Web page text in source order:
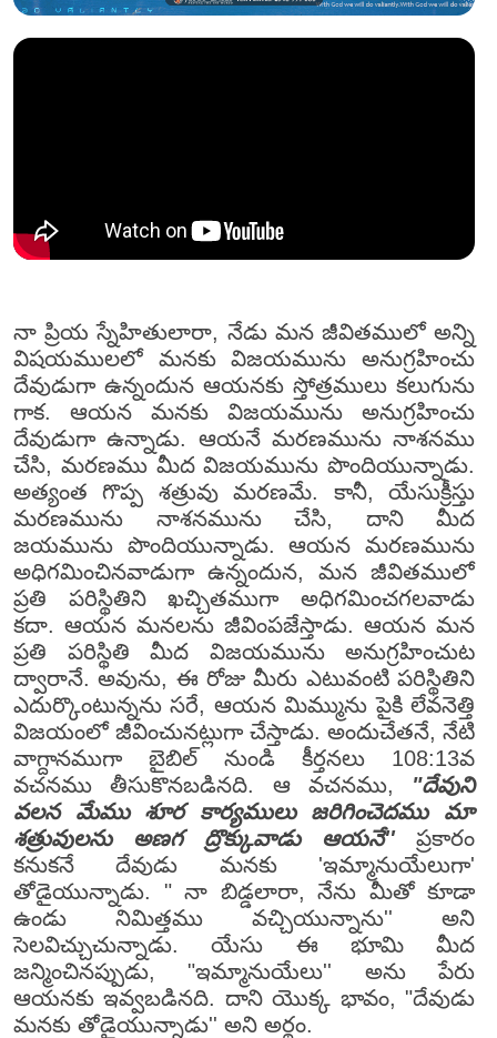
నా ప్రియ స్నేహితులారా, నేడు మన జీవితములో అన్ని
విషయములలో మనకు విజయమును అనుగ్రహించు
దేవుడుగా ఉన్నందున ఆయనకు స్తోత్రములు కలుగును
గాక. ఆయన మనకు విజయమును అనుగ్రహించు
దేవుడుగా ఉన్నాడు. ఆయనే మరణమును నాశనము
చేసి, మరణము మీద విజయమును పొందియున్నాడు.
అత్యంత గొప్ప శత్రువు మరణమే. కానీ, యేసుక్రీస్తు
మరణమును నాశనమును చేసి, దాని మీద
జయమును పొందియున్నాడు. ఆయన మరణమును
అధిగమించినవాడుగా ఉన్నందున, మన జీవితములో
ప్రతి పరిస్థితిని ఖచ్చితముగా అధిగమించగలవాడు
కదా. ఆయన మనలను జీవింపజేస్తాడు. ఆయన మన
ప్రతి పరిస్థితి మీద విజయమును అనుగ్రహించుట
ద్వారానే. అవును, ఈ రోజు మీరు ఎటువంటి పరిస్థితిని
ఎదుర్కొంటున్నను సరే, ఆయన మిమ్మును పైకి లేవనెత్తి
విజయంలో జీవించునట్లుగా చేస్తాడు. అందుచేతనే, నేటి
వాగ్దానముగా బైబిల్ నుండి కీర్తనలు 108:13వ
వచనము తీసుకొనబడినది. ఆ వచనము, "దేవుని
వలన మేము శూర కార్యములు జరిగించెదము మా
శత్రువులను అణగ ద్రొక్కువాడు ఆయనే'' ప్రకారం
కనుకనే దేవుడు మనకు 'ఇమ్మానుయేలుగా'
తోడైయున్నాడు. " నా బిడ్డలారా, నేను మీతో కూడా
ఉండు నిమిత్తము వచ్చియున్నాను'' అని
సెలవిచ్చుచున్నాడు. యేసు ఈ భూమి మీద
జన్మించినప్పుడు, "ఇమ్మానుయేలు'' అను పేరు
ఆయనకు ఇవ్వబడినది. దాని యొక్క భావం, "దేవుడు
మనకు తోడైయున్నాడు'' అని అర్థం.